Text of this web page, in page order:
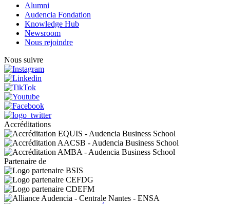
Alumni
Audencia Fondation
Knowledge Hub
Newsroom
Nous rejoindre
Nous suivre
Accréditations
Partenaire de